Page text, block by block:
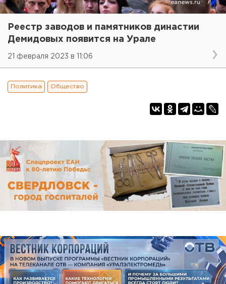
Реестр заводов и памятников династии
Демидовых появится на Урале
21 февраля 2023 в 11:06
Политика Общество